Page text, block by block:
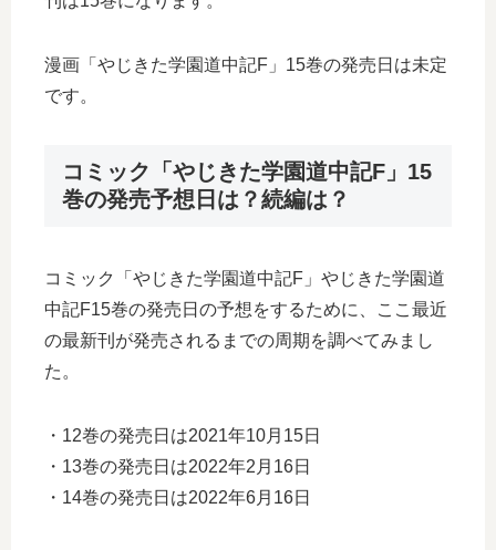
漫画「やじきた学園道中記F」15巻の発売日は未定
です。
コミック「やじきた学園道中記F」15
巻の発売予想日は？続編は？
コミック「やじきた学園道中記F」やじきた学園道
中記F15巻の発売日の予想をするために、ここ最近
の最新刊が発売されるまでの周期を調べてみまし
た。
・12巻の発売日は2021年10月15日
・13巻の発売日は2022年2月16日
・14巻の発売日は2022年6月16日